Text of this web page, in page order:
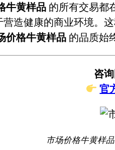
牛黄样品 的所有交易都
营造健康的商业环境。
价格牛黄样品 的品质始
咨
官
市场价格牛黄样